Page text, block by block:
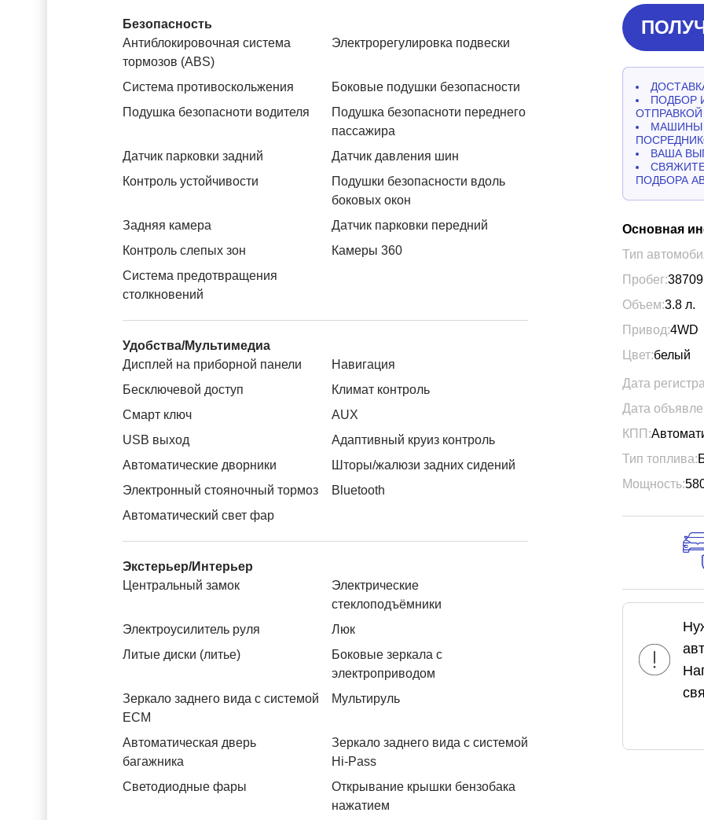
Безопасность
Антиблокировочная система
тормозов (ABS)
Электрорегулировка подвески
Система противоскольжения
Боковые подушки безопасности
Подушка безопасноти водителя
Подушка безопасноти переднего
пассажира
Датчик парковки задний
Датчик давления шин
Контроль устойчивости
Подушки безопасности вдоль
боковых окон
Задняя камера
Датчик парковки передний
Контроль слепых зон
Камеры 360
Система предотвращения
столкновений
Удобства/Мультимедиа
Дисплей на приборной панели
Навигация
Бесключевой доступ
Климат контроль
Смарт ключ
AUX
USB выход
Адаптивный круиз контроль
Автоматические дворники
Шторы/жалюзи задних сидений
Электронный стояночный тормоз
Bluetooth
Автоматический свет фар
Экстерьер/Интерьер
Центральный замок
Электрические
стеклоподъёмники
Электроусилитель руля
Люк
Литые диски (литье)
Боковые зеркала с
электроприводом
Зеркало заднего вида с системой
ЕСМ
Мультируль
Автоматическая дверь
багажника
Зеркало заднего вида с системой
Hi-Pass
Светодиодные фары
Открывание крышки бензобака
нажатием
ПОДБОР
ОТПРАВКОЙ
МАШИНЫ
ВАША
ПОДБОРА
Основная
Тип
Пробег:38709
Объем:3.8 л.
Привод:4WD
Цвет:белый
Дата
Дата
КПП:
Тип топлива:
Мощность: